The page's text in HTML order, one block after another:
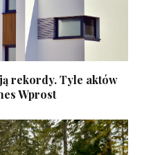
rekordy. Tyle aktów
Wprost